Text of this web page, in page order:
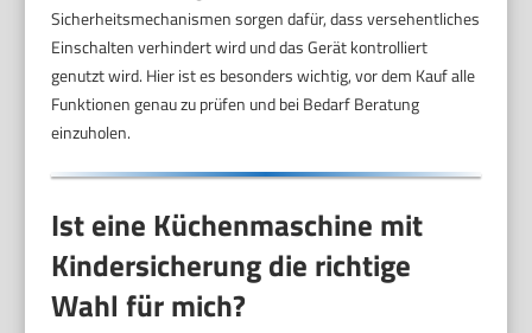
Sicherheitsmechanismen sorgen dafür, dass versehentliches
Einschalten verhindert wird und das Gerät kontrolliert
genutzt wird. Hier ist es besonders wichtig, vor dem Kauf alle
Funktionen genau zu prüfen und bei Bedarf Beratung
einzuholen.
Ist eine Küchenmaschine mit
Kindersicherung die richtige
Wahl für mich?